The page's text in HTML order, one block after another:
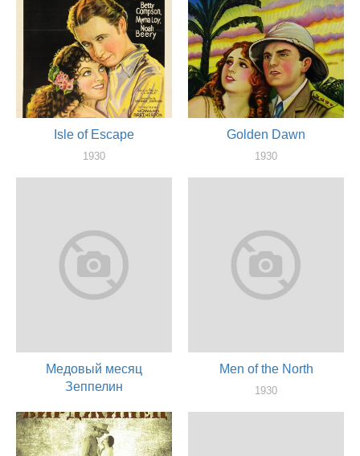
Isle of Escape
1930
Golden Dawn
1930
Медовый месяц
Зеппелин
актер
Men of the North
1930